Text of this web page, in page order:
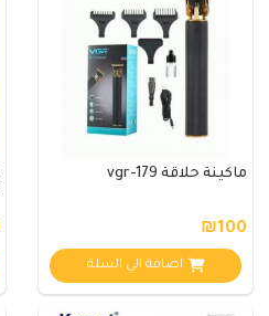
ماكينة حلاقة vgr-179
₪100
اضافة الي السلة